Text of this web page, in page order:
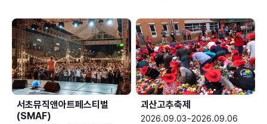
서초뮤직앤아트페스티벌
(SMAF)
괴산고추축제
2026.09.03~2026.09.06